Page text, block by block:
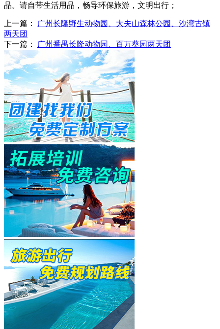
品。请自带生活用品，畅导环保旅游，文明出行；
上一篇：
广州长隆野生动物园、大夫山森林公园、沙湾古镇
两天团
下一篇：
广州番禺长隆动物园、百万葵园两天团